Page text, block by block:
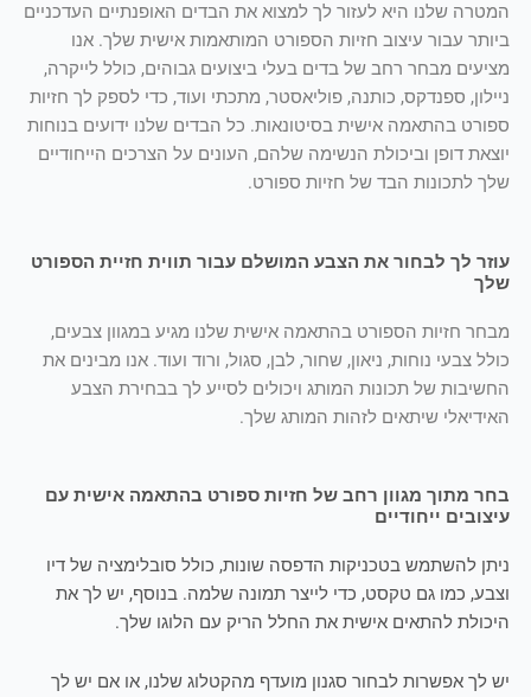
המטרה שלנו היא לעזור לך למצוא את הבדים האופנתיים העדכניים
ביותר עבור עיצוב חזיות הספורט המותאמות אישית שלך. אנו
מציעים מבחר רחב של בדים בעלי ביצועים גבוהים, כולל לייקרה,
ניילון, ספנדקס, כותנה, פוליאסטר, מתכתי ועוד, כדי לספק לך חזיות
ספורט בהתאמה אישית בסיטונאות. כל הבדים שלנו ידועים בנוחות
יוצאת דופן וביכולת הנשימה שלהם, העונים על הצרכים הייחודיים
שלך לתכונות הבד של חזיות ספורט.
עוזר לך לבחור את הצבע המושלם עבור תווית חזיית הספורט
שלך
מבחר חזיות הספורט בהתאמה אישית שלנו מגיע במגוון צבעים,
כולל צבעי נוחות, ניאון, שחור, לבן, סגול, ורוד ועוד. אנו מבינים את
החשיבות של תכונות המותג ויכולים לסייע לך בבחירת הצבע
האידיאלי שיתאים לזהות המותג שלך.
בחר מתוך מגוון רחב של חזיות ספורט בהתאמה אישית עם
עיצובים ייחודיים
ניתן להשתמש בטכניקות הדפסה שונות, כולל סובלימציה של דיו
וצבע, כמו גם טקסט, כדי לייצר תמונה שלמה. בנוסף, יש לך את
היכולת להתאים אישית את החלל הריק עם הלוגו שלך.
יש לך אפשרות לבחור סגנון מועדף מהקטלוג שלנו, או אם יש לך